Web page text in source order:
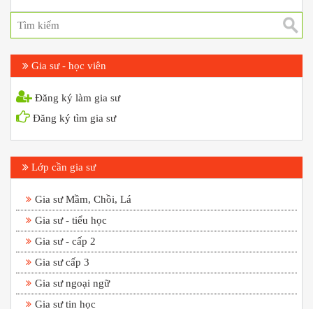
Gia sư - học viên
Đăng ký làm gia sư
Đăng ký tìm gia sư
Lớp cần gia sư
Gia sư Mầm, Chồi, Lá
Gia sư - tiểu học
Gia sư - cấp 2
Gia sư cấp 3
Gia sư ngoại ngữ
Gia sư tin học